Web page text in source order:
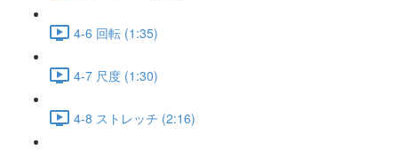
4-6 回転 (1:35)
4-7 尺度 (1:30)
4-8 ストレッチ (2:16)